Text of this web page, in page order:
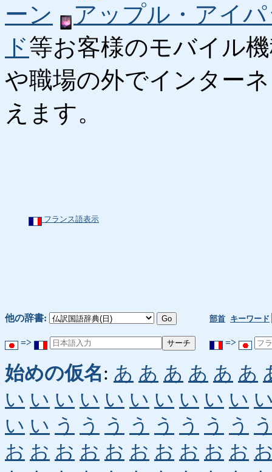
ーン
アップル・アイ
ド等お客様のモバイル
や職場の外でインター
えます。
フランス語表示
他の辞書: 部首 キーワード
=> =>
始めの仮名: あ あ あ あ あ あ
い い い い い い い い い い
い い う う う う う う う う
お お お お お お お お お お